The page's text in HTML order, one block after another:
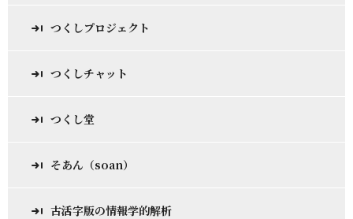
つくしプロジェクト
つくしチャット
つくし堂
そあん（soan）
古活字版の情報学的解析